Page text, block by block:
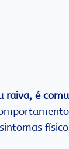
raiva, é